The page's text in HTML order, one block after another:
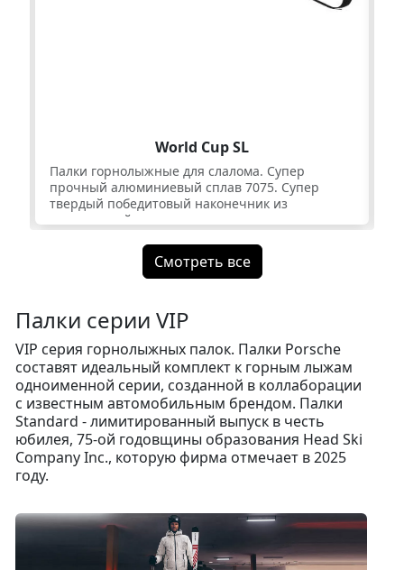
World Cup SL
Палки горнолыжные для слалома. Супер
прочный алюминиевый сплав 7075. Супер
твердый победитовый наконечник из
композитной металлокерамики.
Смотреть все
Палки серии VIP
VIP серия горнолыжных палок. Палки Porsche
составят идеальный комплект к горным лыжам
одноименной серии, созданной в коллаборации
с известным автомобильным брендом. Палки
Standard - лимитированный выпуск в честь
юбилея, 75-ой годовщины образования Head Ski
Company Inc., которую фирма отмечает в 2025
году.